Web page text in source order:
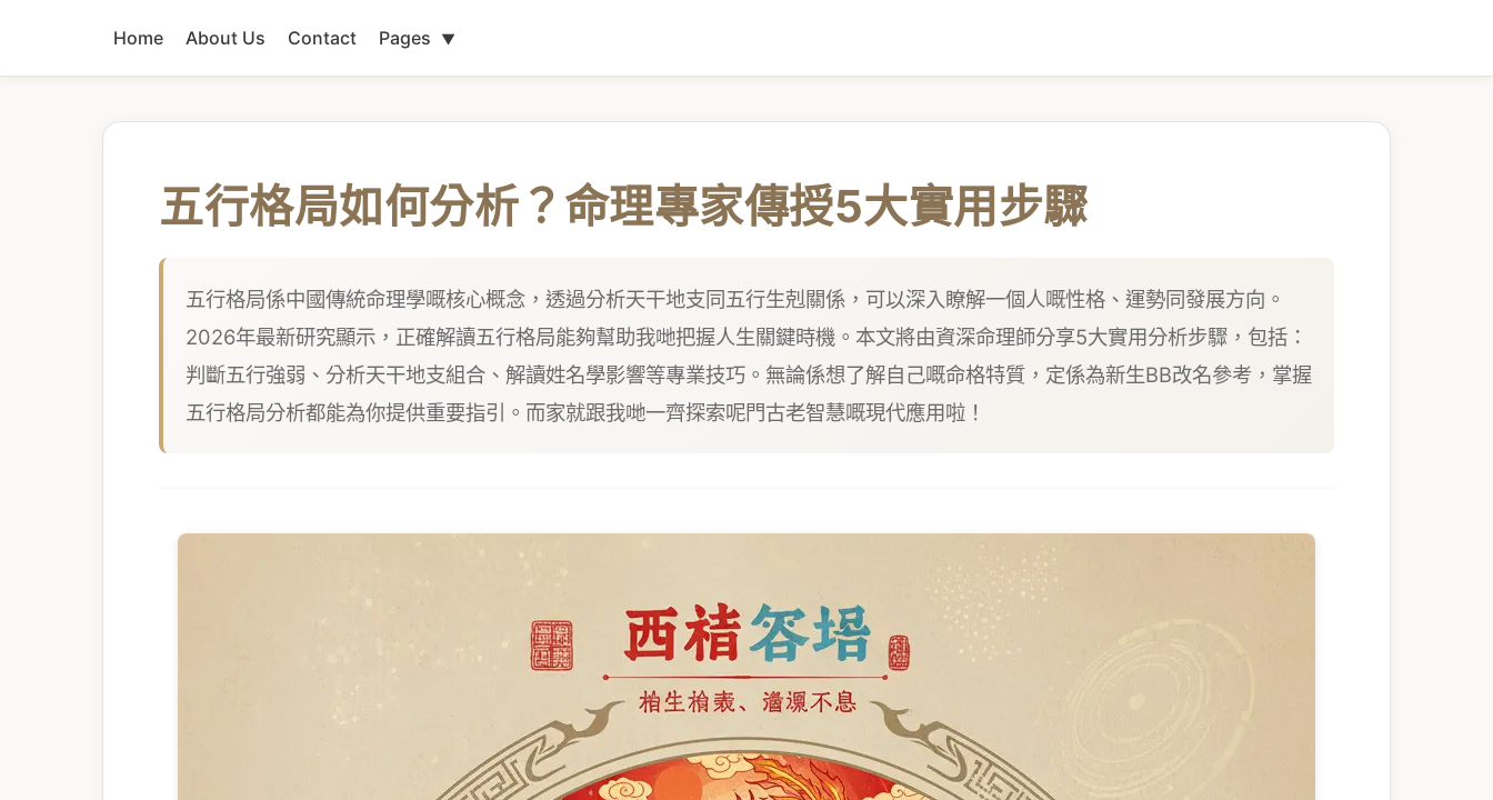
Home About Us Contact Pages ▼
五行格局如何分析？命理專家傳授5大實用步驟
五行格局係中國傳統命理學嘅核心概念，透過分析天干地支同五行生剋關係，可以深入瞭解一個人嘅性格、運勢同發展方向。
2026年最新研究顯示，正確解讀五行格局能夠幫助我哋把握人生關鍵時機。本文將由資深命理師分享5大實用分析步驟，包括：
判斷五行強弱、分析天干地支組合、解讀姓名學影響等專業技巧。無論係想了解自己嘅命格特質，定係為新生BB改名參考，掌握
五行格局分析都能為你提供重要指引。而家就跟我哋一齊探索呢門古老智慧嘅現代應用啦！